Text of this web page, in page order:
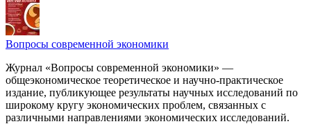
Вопросы современной экономики
Журнал «Вопросы современной экономики» —
общеэкономическое теоретическое и научно-практическое
издание, публикующее результаты научных исследований по
широкому кругу экономических проблем, связанных с
различными направлениями экономических исследований.